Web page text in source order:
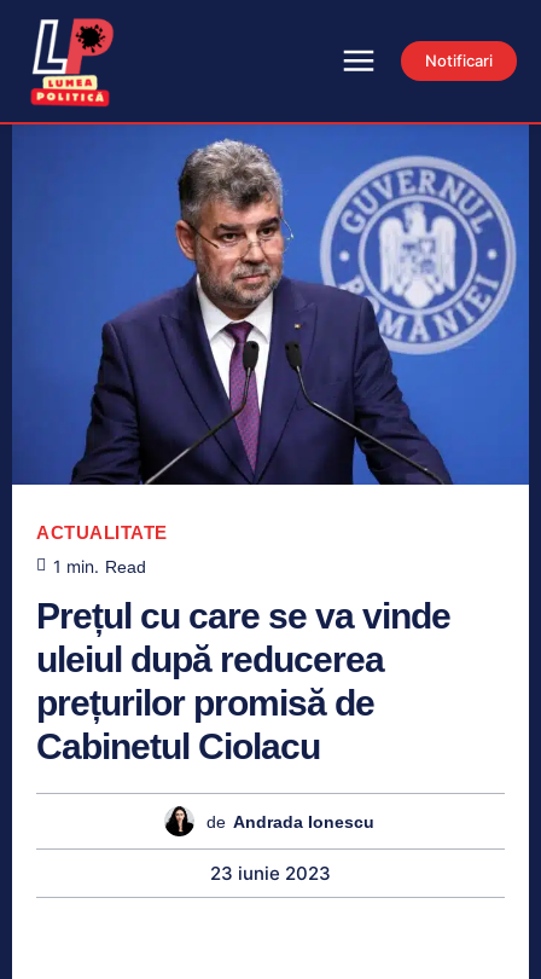
Notificari
ACTUALITATE
1 min. Read
Prețul cu care se va vinde
uleiul după reducerea
prețurilor promisă de
Cabinetul Ciolacu
de Andrada Ionescu
23 iunie 2023